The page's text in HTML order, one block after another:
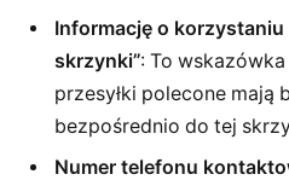
Informację o korzystaniu
skrzynki”: To
przesyłki polecone mają
bezpośrednio do tej
Numer telefonu